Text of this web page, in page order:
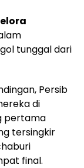
tunggal dari
Persib
di
pertama
tersingkir
final.